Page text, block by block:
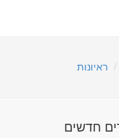
ראיונות
חדשים